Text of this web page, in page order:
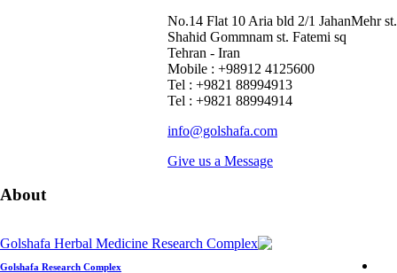
No.14 Flat 10 Aria bld 2/1 JahanMehr st.
Shahid Gommnam st. Fatemi sq
Tehran - Iran
Mobile : +98912 4125600
Tel : +9821 88994913
Tel : +9821 88994914
info@golshafa.com
Give us a Message
About
Golshafa Research Complex